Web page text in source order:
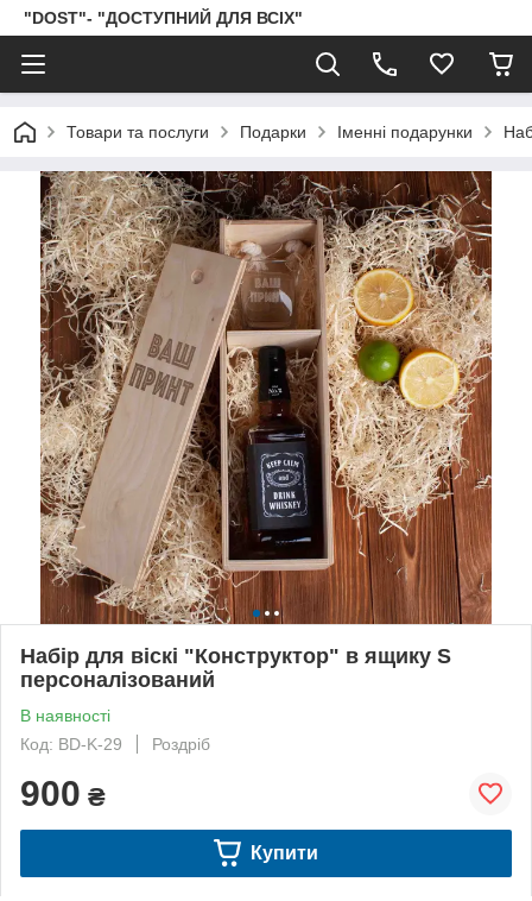
"DOST"- "ДОСТУПНИЙ ДЛЯ ВСІХ"
Товари та послуги Подарки Іменні подарунки
Набір для віскі "Конструктор" в ящику S
персоналізований
В наявності
Код: BD-K-29
Роздріб
900 ₴
Купити